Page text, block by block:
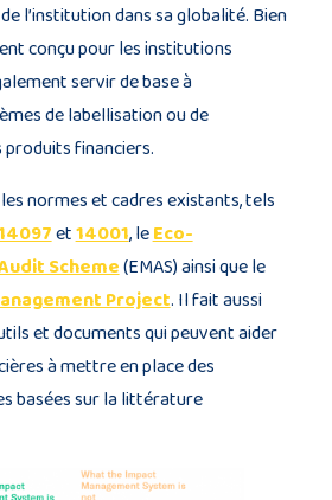
l’institution dans sa globalité. Bien
conçu pour les institutions
servir de base à
de labellisation ou de
financiers.
les normes et cadres existants, tels
et14001, leEco-
Scheme(EMAS) ainsi que le
Project. Il fait aussi
et documents qui peuvent aider
à mettre en place des
basées sur la littérature